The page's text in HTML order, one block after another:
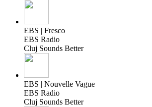
EBS | Fresco
EBS Radio
Cluj Sounds Better
EBS | Nouvelle Vague
EBS Radio
Cluj Sounds Better